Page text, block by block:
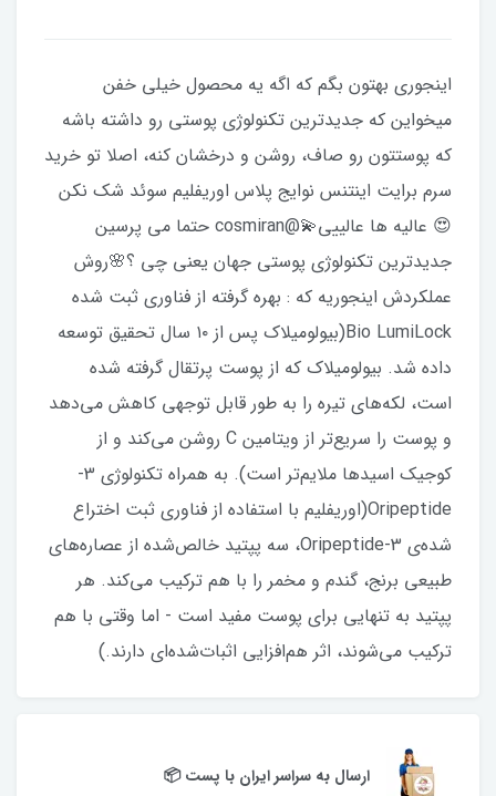
اینجوری بهتون بگم که اگه یه محصول خیلی خفن
میخواین که جدیدترین تکنولوژی پوستی رو داشته باشه
که پوستتون رو صاف، روشن و درخشان کنه، اصلا تو خرید
سرم برایت اینتنس نوایج پلاس اوریفلیم سوئد شک نکن
😍 عالیه ها عالییی💫@cosmiran حتما می پرسین
جدیدترین تکنولوژی پوستی جهان یعنی چی ؟🌸روش
عملکردش اینجوریه که : بهره گرفته از فناوری ثبت شده
Bio LumiLock(بیولومیلاک پس از ۱۰ سال تحقیق توسعه
داده شد. بیولومیلاک که از پوست پرتقال گرفته شده
است، لکه‌های تیره را به طور قابل توجهی کاهش می‌دهد
و پوست را سریع‌تر از ویتامین C روشن می‌کند و از
کوجیک اسیدها ملایم‌تر است). به همراه تکنولوژی 3-
Oripeptide(اوریفلیم با استفاده از فناوری ثبت اختراع
شده‌ی Oripeptide-3، سه پپتید خالص‌شده از عصاره‌های
طبیعی برنج، گندم و مخمر را با هم ترکیب می‌کند. هر
پپتید به تنهایی برای پوست مفید است - اما وقتی با هم
ترکیب می‌شوند، اثر هم‌افزایی اثبات‌شده‌ای دارند.)
ارسال به سراسر ایران با پست 📦